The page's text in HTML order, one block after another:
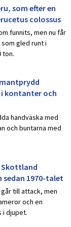
som efter en
colossus
funnits, men nu får
gled runt i
ton.
i kontanter och
handväska med
och buntarna med
Skottland
1970-talet
till attack, men
och en
i djupet.